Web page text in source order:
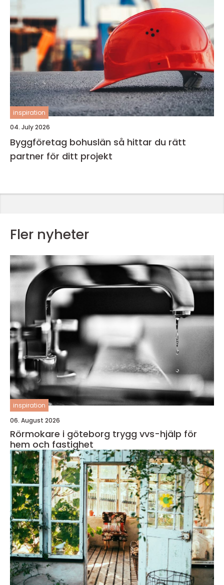
inspiration
04. July 2026
Byggföretag bohuslän så hittar du rätt
partner för ditt projekt
Fler nyheter
inspiration
06. August 2026
Rörmokare i göteborg trygg vvs-hjälp för
hem och fastighet